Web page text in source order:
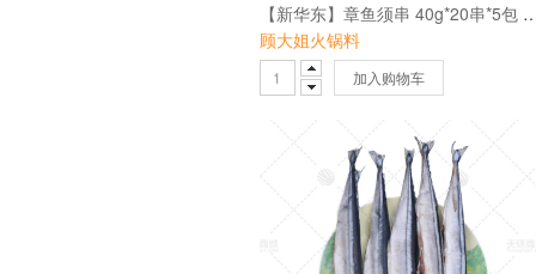
【新华东】章鱼须串
顾大姐火锅料
加入购物车